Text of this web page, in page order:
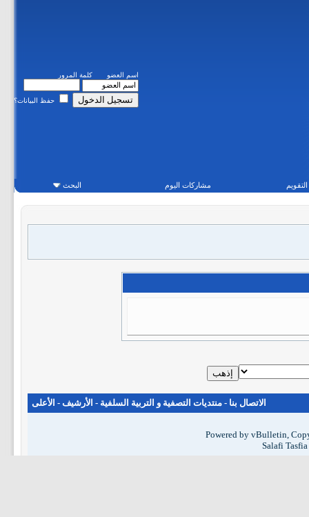
اسم العضو كلمة المرور
حفظ البيانات؟
التقويم مشاركات اليوم البحث
الاتصال بنا - منتديات التصفية و التربية السلفية - الأرشيف - الأعلى
Powered by vBulletin,
Salafi